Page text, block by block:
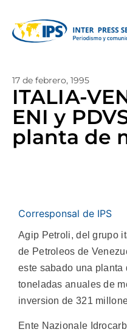
17 de febrero, 1995
ITALIA-
ENI y
planta de
Corresponsal de IPS
Agip Petroli, del grupo
de Petroleos de
este sabado una
toneladas anuales de
inversion de 321
Ente Nazionale